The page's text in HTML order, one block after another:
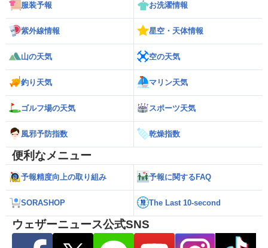
服装予報 お洗濯情報
紫外線情報 星空・天体情報
山の天気 空の天気
釣り天気 マリン天気
ゴルフ場の天気 スポーツ天気
風邪予防指数 乾燥指数
便利なメニュー
予報精度向上の取り組み 予報に関するFAQ
SORASHOP The Last 10-second
ウェザーニュース公式SNS